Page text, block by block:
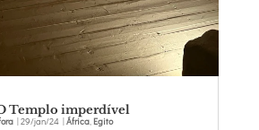
Templo imperdível
| 29/jan/24| África, Egito